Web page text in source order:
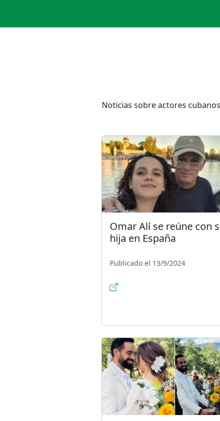
Noticias sobre actores
Omar Alí se reúne con
hija en España
Publicado el 13/9/2024